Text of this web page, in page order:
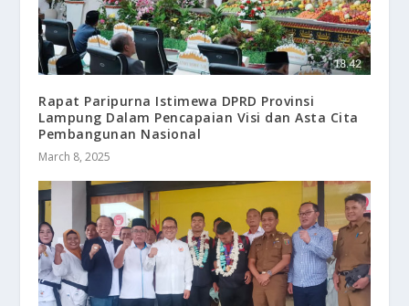
Rapat Paripurna Istimewa DPRD Provinsi
Lampung Dalam Pencapaian Visi dan Asta Cita
Pembangunan Nasional
March 8, 2025